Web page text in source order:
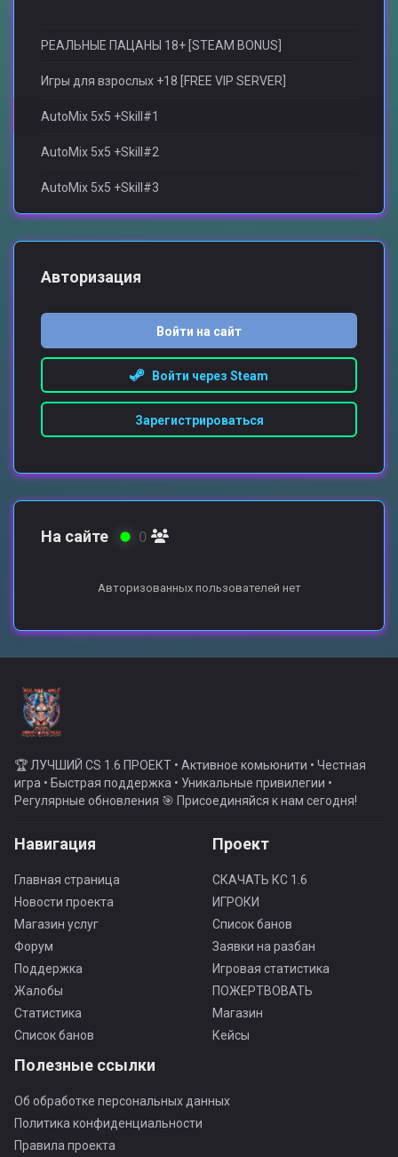
РЕАЛЬНЫЕ ПАЦАНЫ 18+ [STEAM BONUS]
Игры для взрослыx +18 [FREE VIP SERVER]
AutoMix 5x5 +Skill#1
AutoMix 5x5 +Skill#2
AutoMix 5x5 +Skill#3
Авторизация
Войти на сайт
Войти через Steam
Зарегистрироваться
На сайте 0
Авторизованных пользователей нет
🏆 ЛУЧШИЙ CS 1.6 ПРОЕКТ • Активное комьюнити • Честная
игра • Быстрая поддержка • Уникальные привилегии •
Регулярные обновления 🎯 Присоединяйся к нам сегодня!
Навигация
Главная страница
Новости проекта
Магазин услуг
Форум
Поддержка
Жалобы
Статистика
Список банов
Проект
СКАЧАТЬ КС 1.6
ИГРОКИ
Список банов
Заявки на разбан
Игровая статистика
ПОЖЕРТВОВАТЬ
Магазин
Кейсы
Полезные ссылки
Об обработке персональных данных
Политика конфиденциальности
Правила проекта